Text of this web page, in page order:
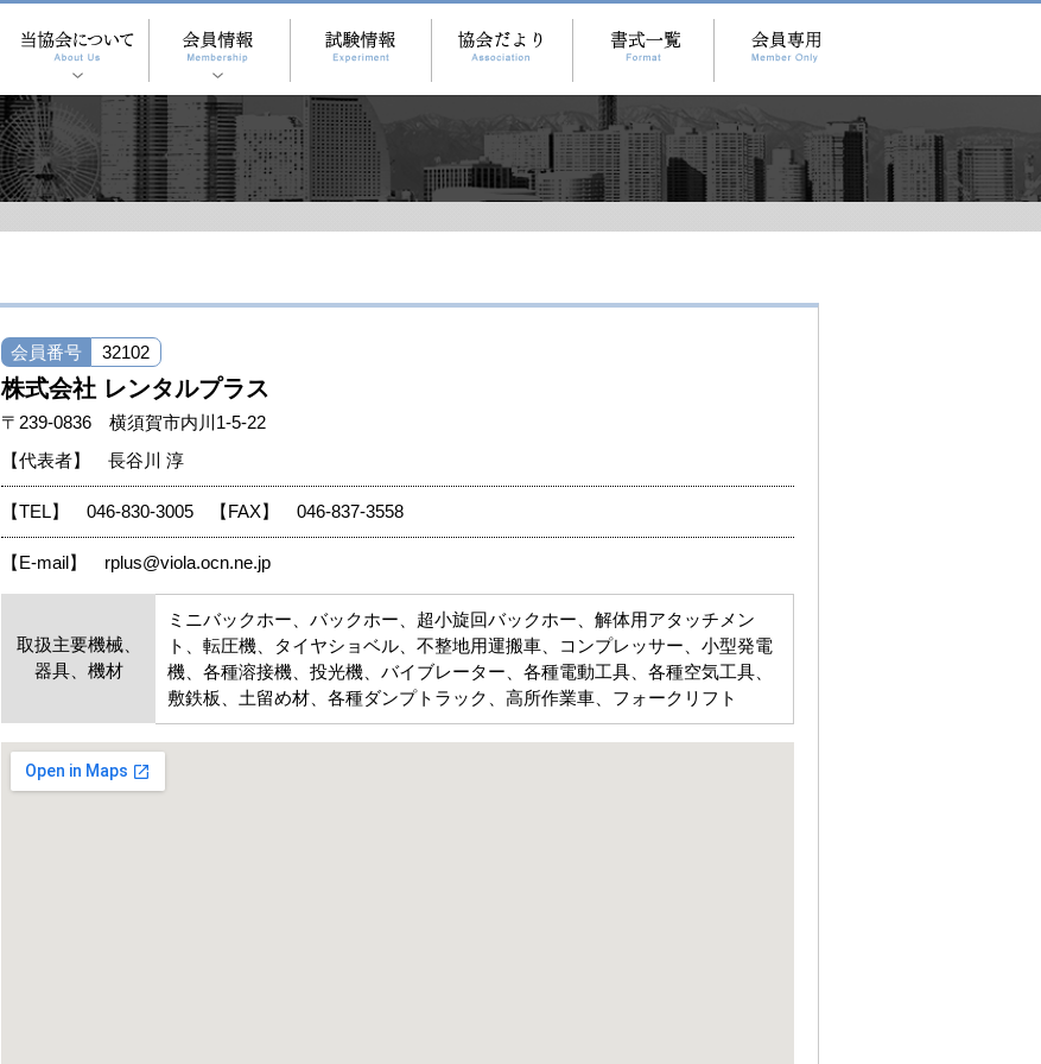
会員番号 32102
株式会社 レンタルプラス
〒239-0836 横須賀市内川1-5-22
【代表者】 長谷川 淳
【TEL】 046-830-3005 【FAX】 046-837-3558
【E-mail】 rplus@viola.ocn.ne.jp
取扱主要機械、
器具、機材
ミニバックホー、バックホー、超小旋回バックホー、解体用アタッチメン
ト、転圧機、タイヤショベル、不整地用運搬車、コンプレッサー、小型発電
機、各種溶接機、投光機、バイブレーター、各種電動工具、各種空気工具、
敷鉄板、土留め材、各種ダンプトラック、高所作業車、フォークリフト